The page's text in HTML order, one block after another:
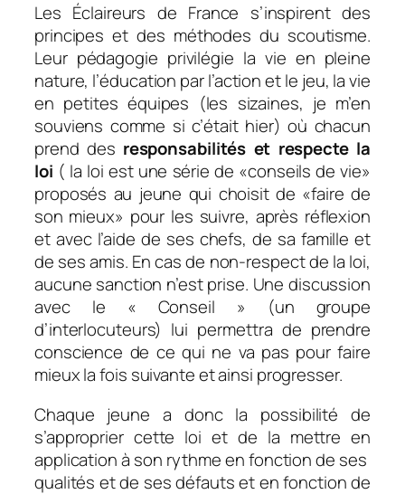
Les Éclaireurs de France s’inspirent des
principes et des méthodes du scoutisme.
Leur pédagogie privilégie la vie en pleine
nature, l’éducation par l’action et le jeu, la vie
en petites équipes (les sizaines, je m’en
souviens comme si c’était hier) où chacun
prend des responsabilités et respecte la
loi ( la loi est une série de «conseils de vie»
proposés au jeune qui choisit de «faire de
son mieux» pour les suivre, après réflexion
et avec l’aide de ses chefs, de sa famille et
de ses amis. En cas de non-respect de la loi,
aucune sanction n’est prise. Une discussion
avec le « Conseil » (un groupe
d’interlocuteurs) lui permettra de prendre
conscience de ce qui ne va pas pour faire
mieux la fois suivante et ainsi progresser.
Chaque jeune a donc la possibilité de
s’approprier cette loi et de la mettre en
application à son rythme en fonction de ses
qualités et de ses défauts et en fonction de